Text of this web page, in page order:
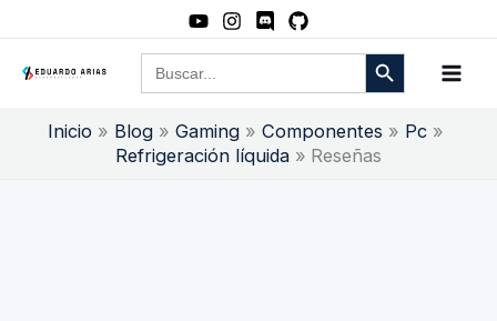
contenido
Buscar: Botón de búsqueda
Inicio Blog Gaming Componentes
Pc
Refrigeración líquida
Reseñas